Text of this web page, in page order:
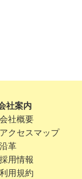
社案内
会社概要
アクセスマップ
沿革
採用情報
利用規約